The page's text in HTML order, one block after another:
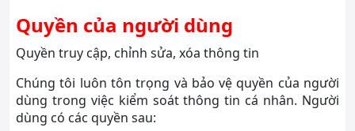
Quyền của người dùng
Quyền truy cập, chỉnh sửa, xóa thông tin
Chúng tôi luôn tôn trọng và bảo vệ quyền của người
dùng trong việc kiểm soát thông tin cá nhân. Người
dùng có các quyền sau: